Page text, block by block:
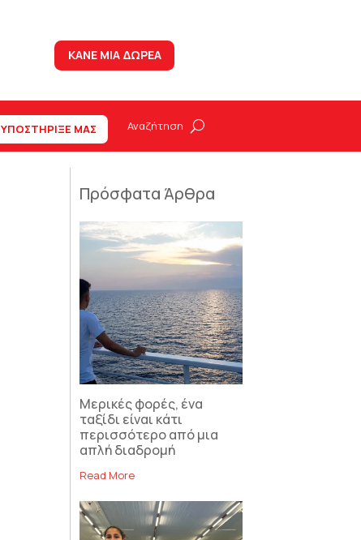
ΚΑΝΕ ΜΙΑ ΔΩΡΕΑ
ΥΠΟΣΤΗΡΙΞΕ ΜΑΣ
Πρόσφατα Άρθρα
Μερικές φορές, ένα
ταξίδι είναι κάτι
περισσότερο από μια
απλή διαδρομή
Read More